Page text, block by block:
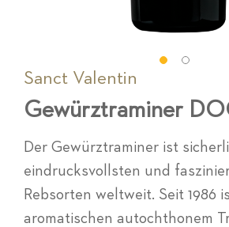
Sanct Valentin
Gewürztraminer
Der Gewürztraminer ist
eindrucksvollsten und
Rebsorten weltweit. Seit 1986
aromatischen autochthonem
Zum
der
springen